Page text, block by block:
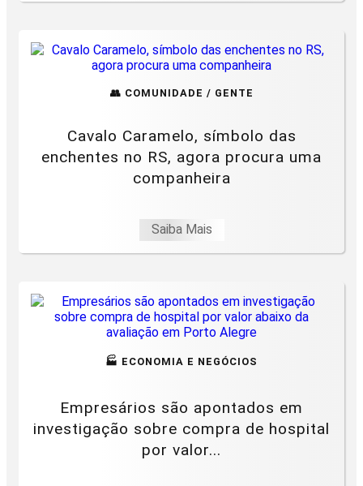
👥 COMUNIDADE / GENTE
Cavalo Caramelo, símbolo das
enchentes no RS, agora procura uma
companheira
Saiba Mais
🏭 ECONOMIA E NEGÓCIOS
Empresários são apontados em
investigação sobre compra de hospital
por valor...